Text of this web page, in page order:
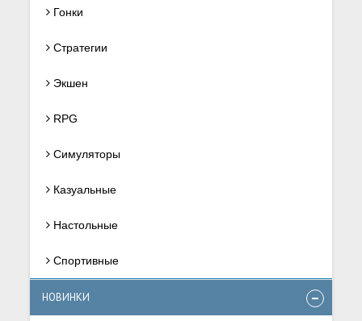
Гонки
Стратегии
Экшен
RPG
Симуляторы
Казуальные
Настольные
Спортивные
НОВИНКИ